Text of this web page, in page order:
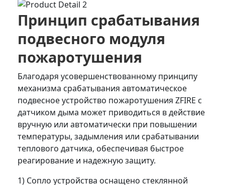
Принцип срабатывания
подвесного модуля
пожаротушения
Благодаря усовершенствованному принципу
механизма срабатывания автоматическое
подвесное устройство пожаротушения ZFIRE с
датчиком дыма может приводиться в действие
вручную или автоматически при повышении
температуры, задымления или срабатывании
теплового датчика, обеспечивая быстрое
реагирование и надежную защиту.
1) Сопло устройства оснащено стеклянной